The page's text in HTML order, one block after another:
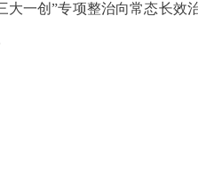
一创”专项整治向常态长效